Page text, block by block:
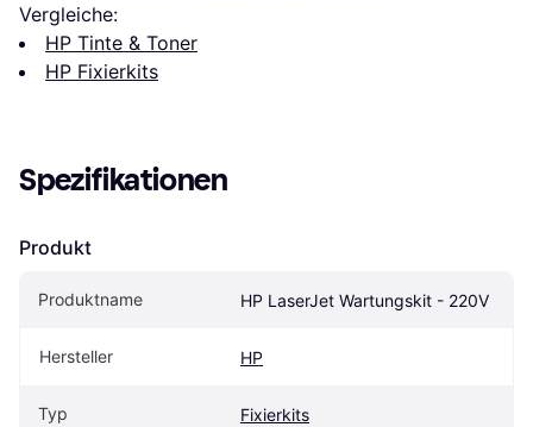
Vergleiche:
HP Tinte & Toner
HP Fixierkits
Spezifikationen
Produkt
Produktname HP LaserJet Wartungskit - 220V
Hersteller HP
Typ Fixierkits